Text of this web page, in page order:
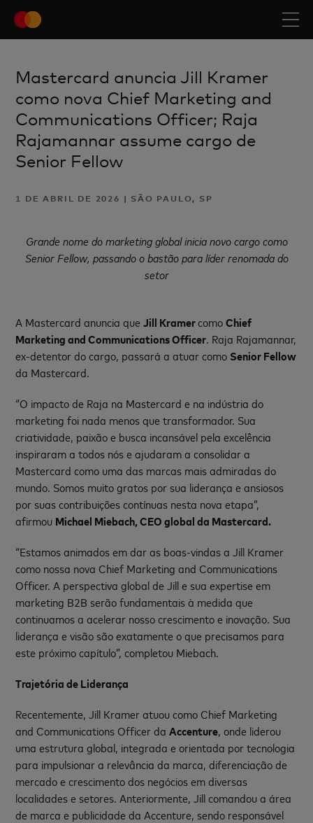
Mastercard anuncia Jill Kramer
como nova Chief Marketing and
Communications Officer; Raja
Rajamannar assume cargo de
Senior Fellow
1 DE ABRIL DE 2026 | SÃO PAULO, SP
Grande nome do marketing global inicia novo cargo como
Senior Fellow, passando o bastão para líder renomada do
setor
A Mastercard anuncia queJill KramercomoChief
Marketing and Communications Officer. Raja Rajamannar,
ex-detentor do cargo, passará a atuar como Senior Fellow
da Mastercard.
“O impacto de Raja na Mastercard e na indústria do
marketing foi nada menos que transformador. Sua
criatividade, paixão e busca incansável pela excelência
inspiraram a todos nós e ajudaram a consolidar a
Mastercard como uma das marcas mais admiradas do
mundo. Somos muito gratos por sua liderança e ansiosos
por suas contribuições contínuas nesta nova etapa”,
afirmou Michael Miebach, CEO global da Mastercard.
“Estamos animados em dar as boas-vindas a Jill Kramer
como nossa nova Chief Marketing and Communications
Officer. A perspectiva global de Jill e sua expertise em
marketing B2B serão fundamentais à medida que
continuamos a acelerar nosso crescimento e inovação. Sua
liderança e visão são exatamente o que precisamos para
este próximo capítulo”, completou Miebach.
Trajetória de Liderança
Recentemente, Jill Kramer atuou como Chief Marketing
and Communications Officer daAccenture, onde liderou
uma estrutura global, integrada e orientada por tecnologia
para impulsionar a relevância da marca, diferenciação de
mercado e crescimento dos negócios em diversas
localidades e setores. Anteriormente, Jill comandou a área
de marca e publicidade da Accenture, sendo responsável